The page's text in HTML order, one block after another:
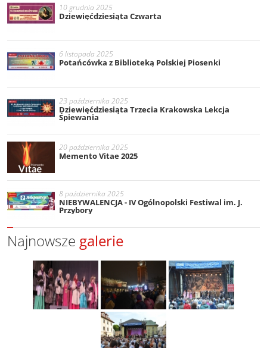
10 grudnia 2025
Dziewięćdziesiąta Czwarta
6 listopada 2025
Potańcówka z Biblioteką Polskiej Piosenki
23 października 2025
Dziewięćdziesiąta Trzecia Krakowska Lekcja
Śpiewania
20 października 2025
Memento Vitae 2025
8 października 2025
NIEBYWALENCJA - IV Ogólnopolski Festiwal im. J.
Przybory
Najnowsze galerie